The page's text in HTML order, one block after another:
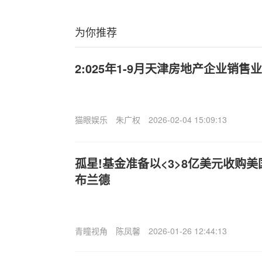
为你推荐
2:025年1-9月天津房地产企业销售
猫眼娱乐 朱广权 2026-02-04 15:09:13
孤星!基金准备以<3>8亿美元收购
布兰德
青瞳视角 陈凤馨 2026-01-26 12:44:13